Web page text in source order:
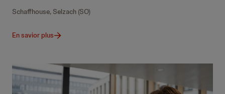
Schaffhouse, Selzach (SO)
En savior plus